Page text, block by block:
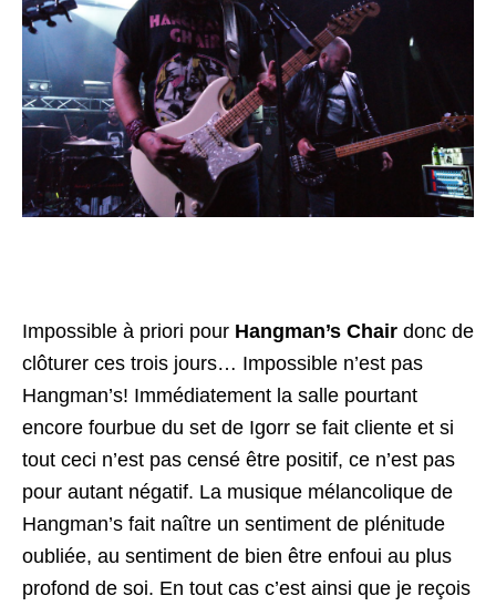
Impossible à priori pour Hangman’s Chair donc de
clôturer ces trois jours… Impossible n’est pas
Hangman’s! Immédiatement la salle pourtant
encore fourbue du set de Igorr se fait cliente et si
tout ceci n’est pas censé être positif, ce n’est pas
pour autant négatif. La musique mélancolique de
Hangman’s fait naître un sentiment de plénitude
oubliée, au sentiment de bien être enfoui au plus
profond de soi. En tout cas c’est ainsi que je reçois